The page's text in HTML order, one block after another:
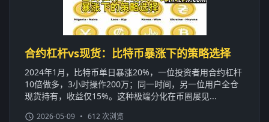
合约杠杆vs现货：比特币暴涨下的策略选择
2024年1月，比特币单日暴涨20%，一位投资者用合约杠杆
10倍做多，3小时操作200万；同一时间，另一位用户全仓
现货持有，收益仅15%。这种极端分化在币圈屡见...
2026-05-09 • 612 次浏览